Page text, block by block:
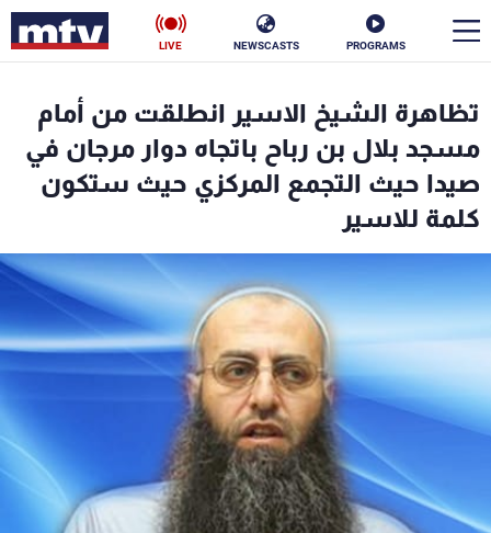
PROGRAMS
NEWSCASTS
LIVE
تظاهرة الشيخ الاسير انطلقت من أمام
مسجد بلال بن رباح باتجاه دوار مرجان في
صيدا حيث التجمع المركزي حيث ستكون
كلمة للاسير
سياسة ناس
إقتصاد فن
منوعات رياضة
كأس العالم
جدول البرامج
شاهد البرامج